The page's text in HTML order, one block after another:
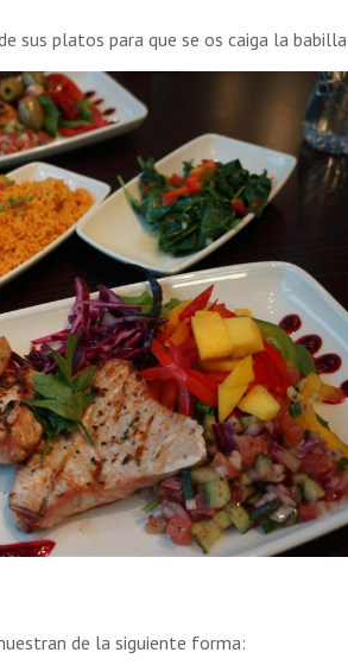
sus platos para que se os caiga la babilla
de la siguiente forma: